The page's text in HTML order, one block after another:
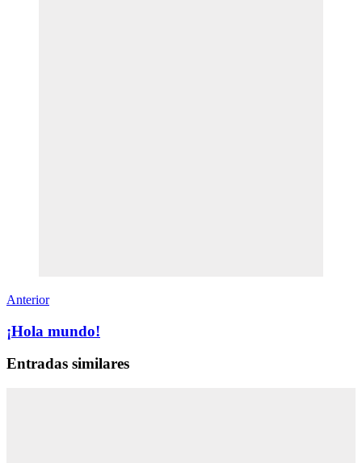
Anterior
¡Hola mundo!
Entradas similares